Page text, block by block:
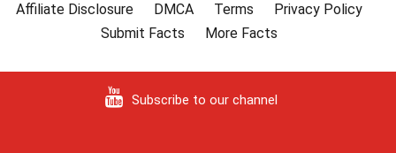
Affiliate Disclosure
DMCA Terms
Privacy Policy
Submit Facts
More Facts
Subscribe to our channel